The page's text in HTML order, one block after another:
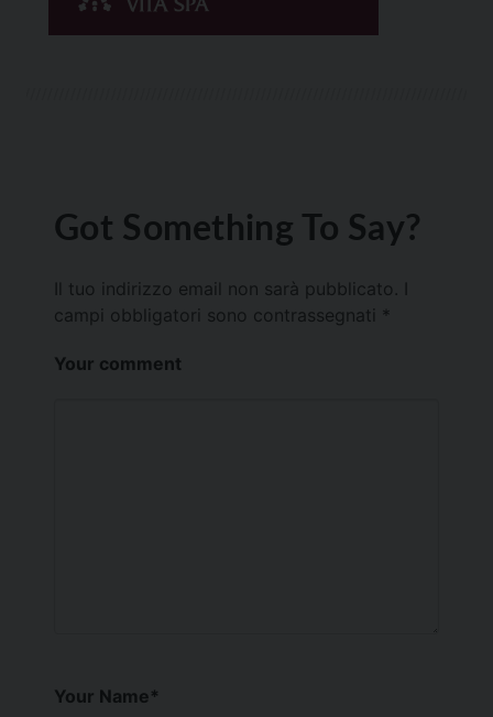
Got Something To Say?
Il tuo indirizzo email non sarà pubblicato.
campi obbligatori sono contrassegnati *
Your comment
Your Name*